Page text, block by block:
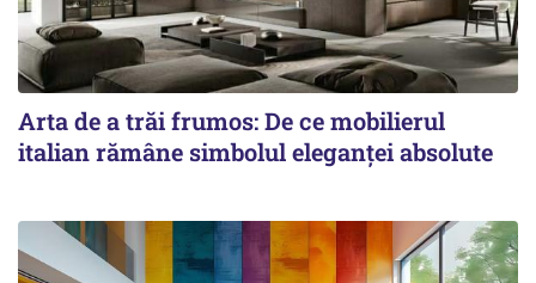
Arta de a trăi frumos: De ce mobilierul
italian rămâne simbolul eleganței absolute